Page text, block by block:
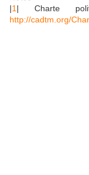
|1| Charte
http://cadtm.org/